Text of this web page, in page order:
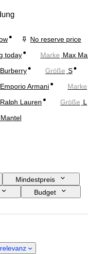
No reserve price
today
Marke Max
Burberry Größe S
Emporio Armani Marke
Ralph Lauren Größe L
Mantel
Mindestpreis
Budget
Periode
relevanz